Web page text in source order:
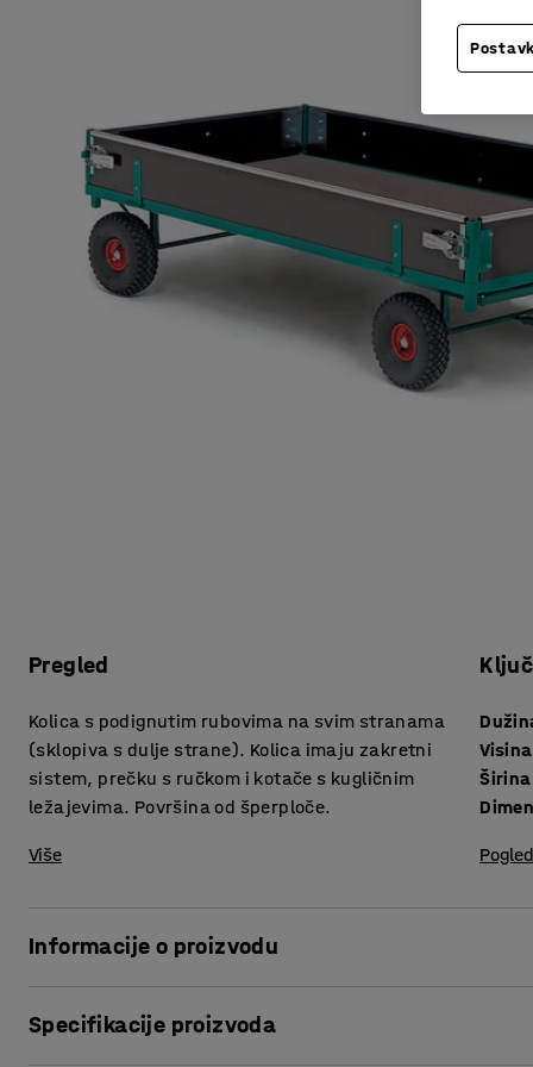
Pregled
Kolica s podignutim rubovima na svim stranama
(sklopiva s dulje strane). Kolica imaju zakretni
sistem, prečku s ručkom i kotače s kugličnim
ležajevima. Površina od šperploče.
Više
Visina
Širina
Informacije o proizvodu
ili glomaznih materijala i robe na različitim lokacijama
Specifikacije proizvoda